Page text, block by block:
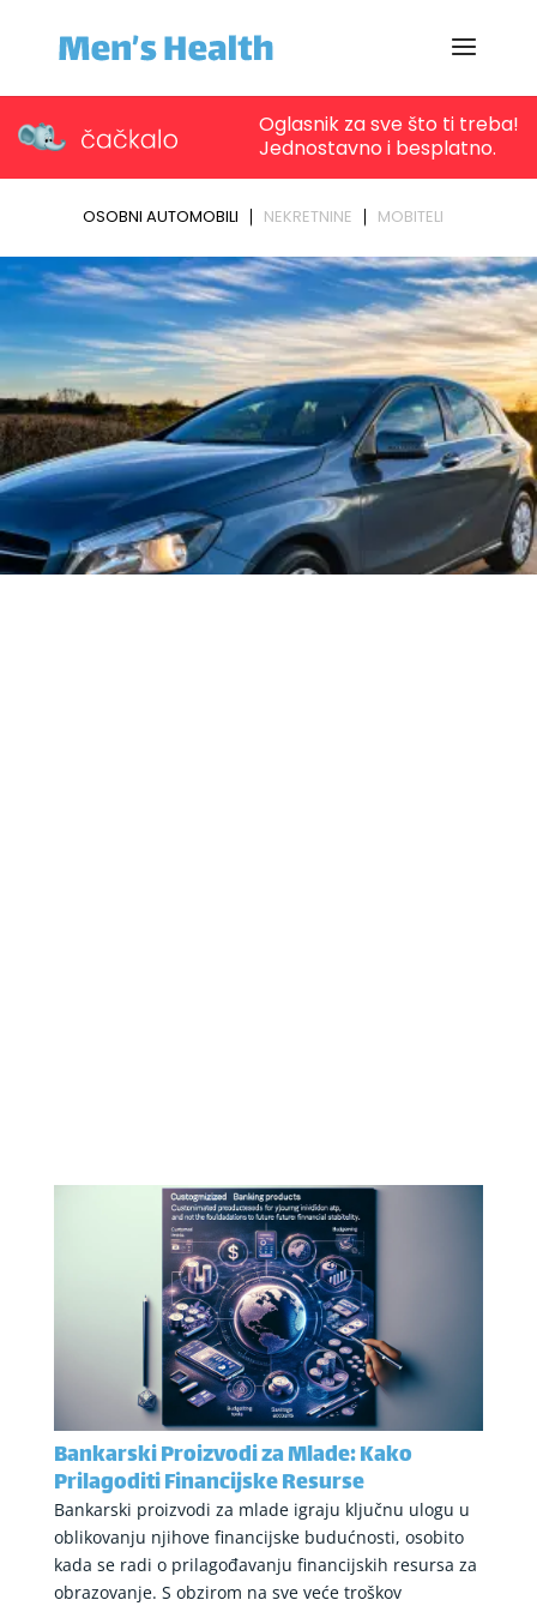
Bankarski Proizvodi za Mlade: Kako
Prilagoditi Financijske Resurse
Bankarski proizvodi za mlade igraju ključnu ulogu u
oblikovanju njihove financijske budućnosti, osobito
kada se radi o prilagođavanju financijskih resursa za
obrazovanje. S obzirom na sve veće troškov